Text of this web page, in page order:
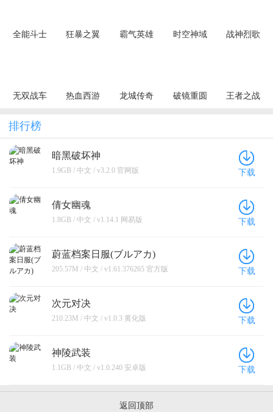
全能斗士
狂暴之翼
霸气英雄
时空神域
战神烈歌
无双战车
业）
热血西游
龙城传奇
破镜重圆
王者之战
排行榜
暗黑破坏神
1.9GB / 中文 / v3.2.0 官网版 下载
倩女幽魂
1.8GB / 中文 / v1.14.1 网易版 下载
蔚蓝档案日服(ブルアカ)
205.57M / 中文 / v1.61.376265 官方版 下载
次元对决
210.23M / 中文 / v1.0.3 黄化版 下载
神陵武装
1.1GB / 中文 / v1.0.240 安卓版 下载
返回顶部